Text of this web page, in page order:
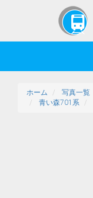
ホーム 写真一覧
青い森701系